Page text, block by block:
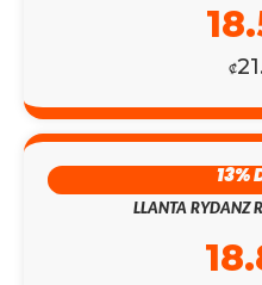
₡
13%
LLANTA